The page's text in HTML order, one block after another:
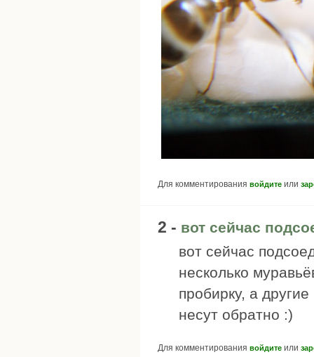
Для комментирования войдите или
2 - вот сейчас
вот сейчас
несколько
пробирку, а
несут обратно :)
Для комментирования войдите или